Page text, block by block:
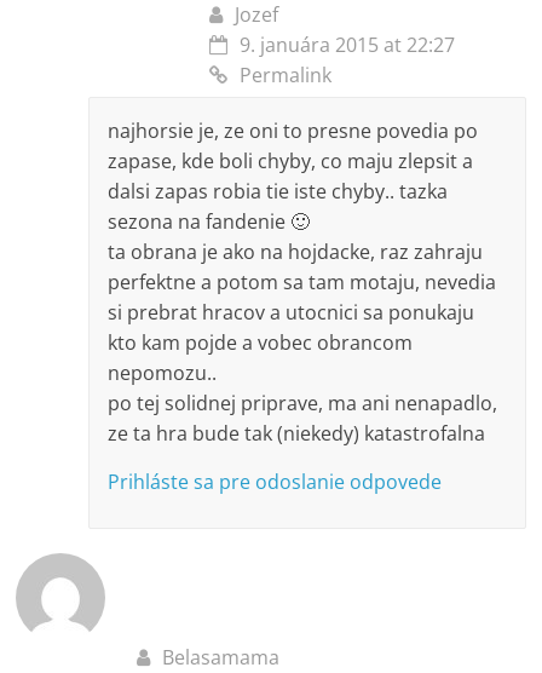
Jozef
9. januára 2015 at 22:27
Permalink
najhorsie je, ze oni to presne povedia po
zapase, kde boli chyby, co maju zlepsit a
dalsi zapas robia tie iste chyby.. tazka
sezona na fandenie 🙂
ta obrana je ako na hojdacke, raz zahraju
perfektne a potom sa tam motaju, nevedia
si prebrat hracov a utocnici sa ponukaju
kto kam pojde a vobec obrancom
nepomozu..
po tej solidnej priprave, ma ani nenapadlo,
ze ta hra bude tak (niekedy) katastrofalna
Prihláste sa pre odoslanie odpovede
Belasamama